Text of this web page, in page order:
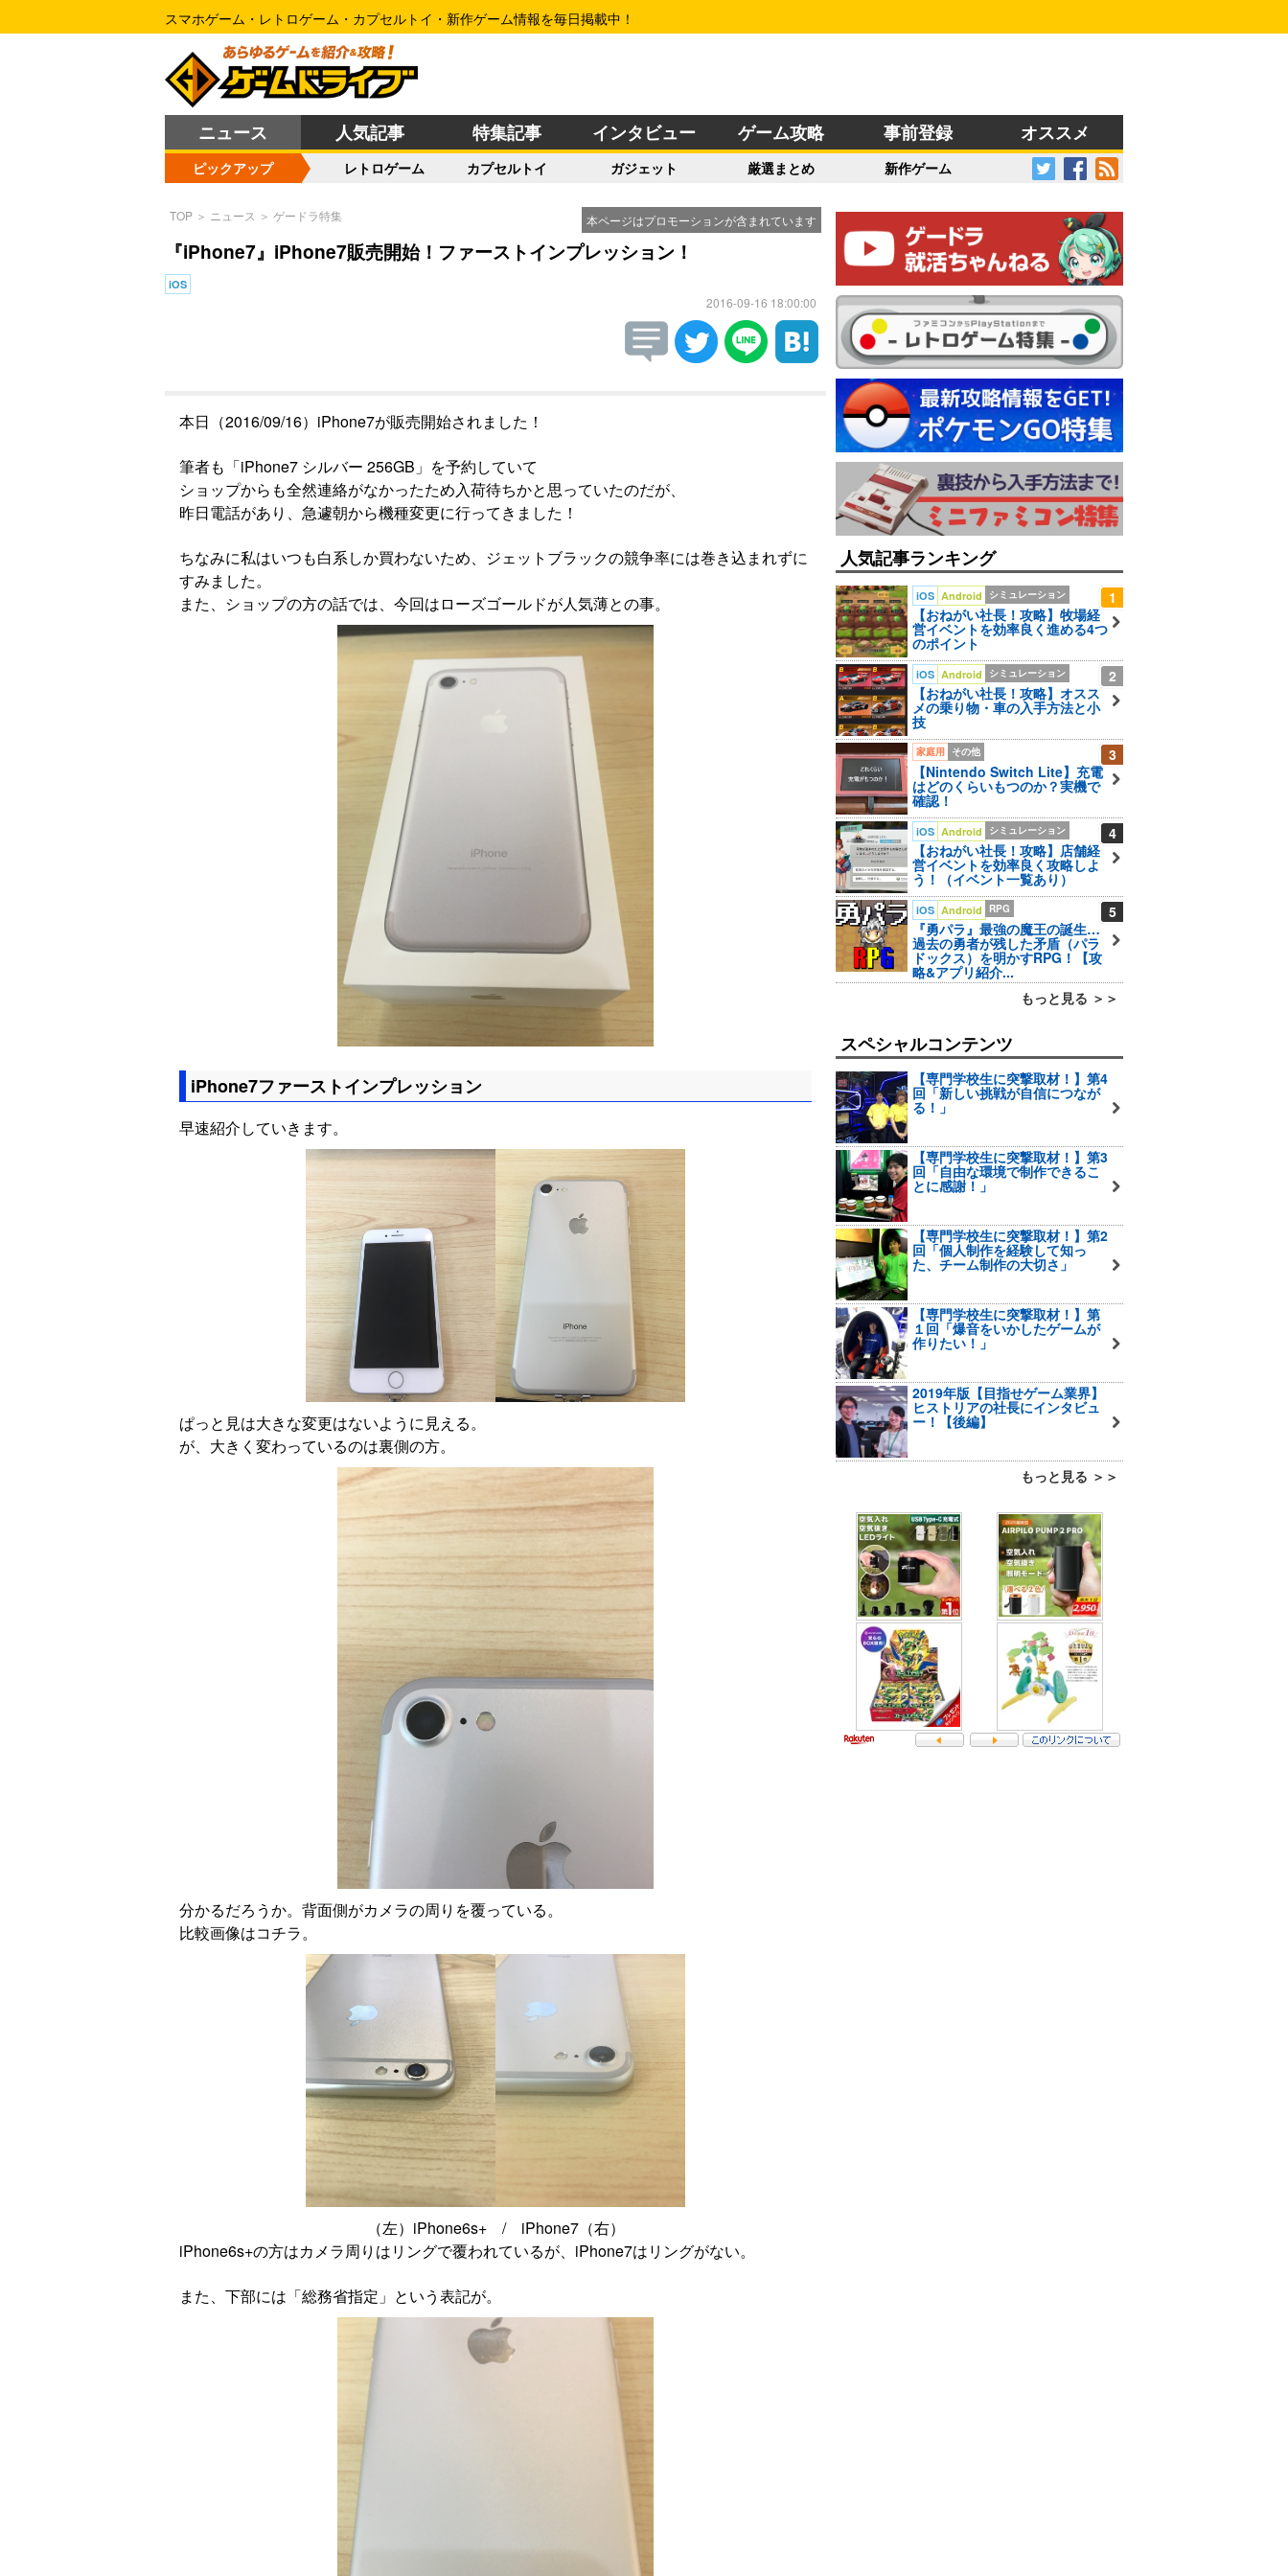
スマホゲーム・レトロゲーム・カプセルトイ・新作ゲーム情報を毎日掲載中！
ニュース 人気記事 特集記事 インタビュー ゲーム攻略 事前登録 オススメ
ピックアップ レトロゲーム カプセルトイ ガジェット 厳選まとめ 新作ゲーム
本ページはプロモーションが含まれています
TOP ＞ ニュース ＞ ゲードラ特集
『iPhone7』iPhone7販売開始！ファーストインプレッション！
iOS
2016-09-16 18:00:00
本日（2016/09/16）iPhone7が販売開始されました！
筆者も「iPhone7 シルバー 256GB」を予約していて
ショップからも全然連絡がなかったため入荷待ちかと思っていたのだが、
昨日電話があり、急遽朝から機種変更に行ってきました！
ちなみに私はいつも白系しか買わないため、ジェットブラックの競争率には巻き込まれずに
すみました。
また、ショップの方の話では、今回はローズゴールドが人気薄との事。
iPhone7ファーストインプレッション
早速紹介していきます。
ぱっと見は大きな変更はないように見える。
が、大きく変わっているのは裏側の方。
分かるだろうか。背面側がカメラの周りを覆っている。
比較画像はコチラ。
（左）iPhone6s+ / iPhone7（右）
iPhone6s+の方はカメラ周りはリングで覆われているが、iPhone7はリングがない。
また、下部には「総務省指定」という表記が。
人気記事ランキング
1
iOS Android シミュレーション
【おねがい社長！攻略】牧場経
営イベントを効率良く進める4つ
のポイント
2
iOS Android シミュレーション
【おねがい社長！攻略】オスス
メの乗り物・車の入手方法と小
技
3
家庭用 その他
【Nintendo Switch Lite】充電
はどのくらいもつのか？実機で
確認！
4
iOS Android シミュレーション
【おねがい社長！攻略】店舗経
営イベントを効率良く攻略しよ
う！（イベント一覧あり）
5
iOS Android RPG
『勇パラ』最強の魔王の誕生…
過去の勇者が残した矛盾（パラ
ドックス）を明かすRPG！【攻
略&アプリ紹介...
もっと見る ＞＞
スペシャルコンテンツ
【専門学校生に突撃取材！】第4
回「新しい挑戦が自信につなが
る！」
【専門学校生に突撃取材！】第3
回「自由な環境で制作できるこ
とに感謝！」
【専門学校生に突撃取材！】第2
回「個人制作を経験して知っ
た、チーム制作の大切さ」
【専門学校生に突撃取材！】第
１回「爆音をいかしたゲームが
作りたい！」
2019年版【目指せゲーム業界】
ヒストリアの社長にインタビュ
ー！【後編】
もっと見る ＞＞